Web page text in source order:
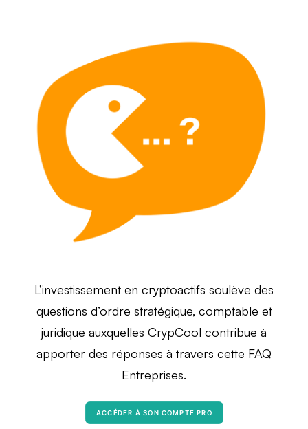
L’investissement en cryptoactifs soulève des
questions d’ordre stratégique, comptable et
juridique auxquelles CrypCool contribue à
apporter des réponses à travers cette FAQ
Entreprises.
ACCÉDER À SON COMPTE PRO